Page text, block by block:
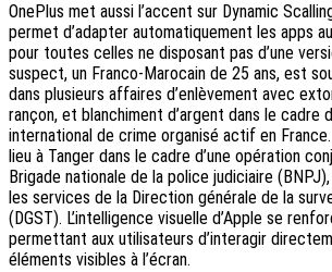
OnePlus met aussi l’accent sur Dynamic
permet d’adapter automatiquement les apps
pour toutes celles ne disposant pas d’une
suspect, un Franco-Marocain de 25 ans, est
dans plusieurs affaires d’enlèvement avec
rançon, et blanchiment d’argent dans le cadre
international de crime organisé actif en France.
lieu à Tanger dans le cadre d’une opération
Brigade nationale de la police judiciaire
les services de la Direction générale de la
(DGST). L’intelligence visuelle d’Apple se
permettant aux utilisateurs d’interagir
éléments visibles à l’écran.